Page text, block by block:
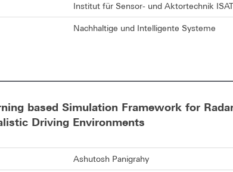
Institut für Sensor- und Aktortechnik ISAT
Nachhaltige und Intelligente Systeme
based Simulation Framework for
Driving Environments
Ashutosh Panigrahy